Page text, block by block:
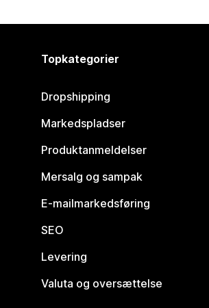
Topkategorier
Dropshipping
Markedspladser
Produktanmeldelser
Mersalg og sampak
E-mailmarkedsføring
SEO
Levering
Valuta og oversættelse